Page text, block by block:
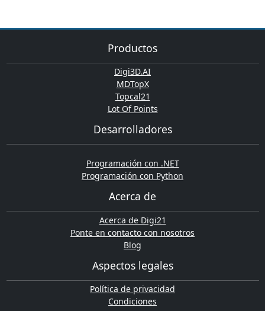
Productos
Digi3D.AI
MDTopX
Topcal21
Lot Of Points
Desarrolladores
Programación con .NET
Programación con Python
Acerca de
Acerca de Digi21
Ponte en contacto con nosotros
Blog
Aspectos legales
Política de privacidad
Condiciones